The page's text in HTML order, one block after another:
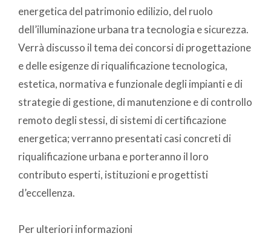
energetica del patrimonio edilizio, del ruolo
dell’illuminazione urbana tra tecnologia e sicurezza.
Verrà discusso il tema dei concorsi di progettazione
e delle esigenze di riqualificazione tecnologica,
estetica, normativa e funzionale degli impianti e di
strategie di gestione, di manutenzione e di controllo
remoto degli stessi, di sistemi di certificazione
energetica; verranno presentati casi concreti di
riqualificazione urbana e porteranno il loro
contributo esperti, istituzioni e progettisti
d’eccellenza.
Per ulteriori informazioni